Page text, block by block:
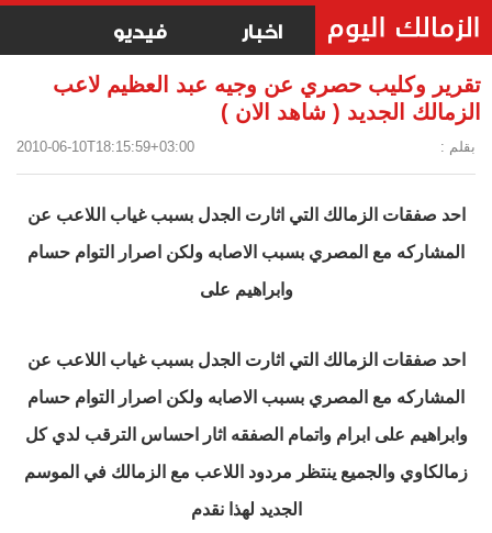
اخبار فيديو
تقرير وكليب حصري عن وجيه عبد العظيم لاعب
الزمالك الجديد ( شاهد الان )
بقلم : 2010-06-10T18:15:59+03:00
احد صفقات الزمالك التي اثارت الجدل بسبب غياب اللاعب عن
المشاركه مع المصري بسبب الاصابه ولكن اصرار التوام حسام
وابراهيم على
احد صفقات الزمالك التي اثارت الجدل بسبب غياب اللاعب عن
المشاركه مع المصري بسبب الاصابه ولكن اصرار التوام حسام
وابراهيم على ابرام واتمام الصفقه اثار احساس الترقب لدي كل
زمالكاوي والجميع ينتظر مردود اللاعب مع الزمالك في الموسم
الجديد لهذا نقدم